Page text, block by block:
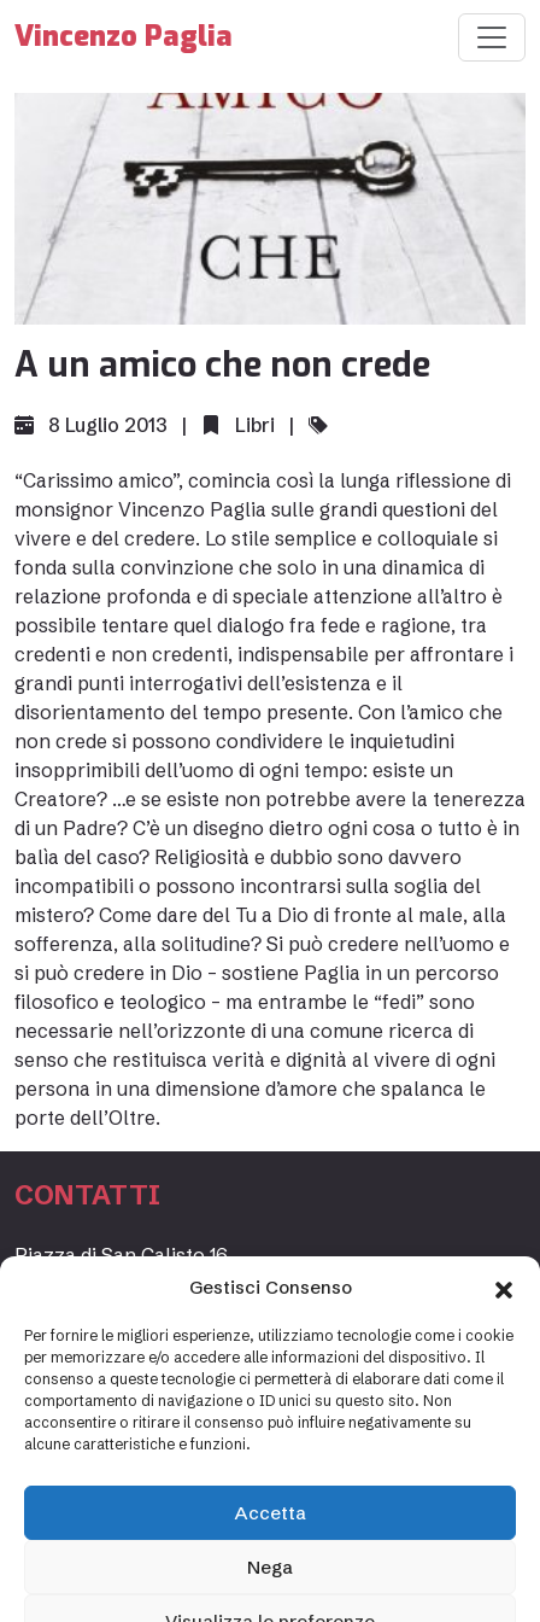
Gestisci Consenso
Per fornire le migliori esperienze, utilizziamo tecnologie come i cookie
per memorizzare e/o accedere alle informazioni del dispositivo. Il
consenso a queste tecnologie ci permetterà di elaborare dati come il
comportamento di navigazione o ID unici su questo sito. Non
acconsentire o ritirare il consenso può influire negativamente su
alcune caratteristiche e funzioni.
Accetta
Nega
Vincenzo Paglia
A un amico che non crede
8 Luglio 2013 | Libri |
“Carissimo amico”, comincia così la lunga riflessione di
monsignor Vincenzo Paglia sulle grandi questioni del
vivere e del credere. Lo stile semplice e colloquiale si
fonda sulla convinzione che solo in una dinamica di
relazione profonda e di speciale attenzione all’altro è
possibile tentare quel dialogo fra fede e ragione, tra
credenti e non credenti, indispensabile per affrontare i
grandi punti interrogativi dell’esistenza e il
disorientamento del tempo presente. Con l’amico che
non crede si possono condividere le inquietudini
insopprimibili dell’uomo di ogni tempo: esiste un
Creatore? …e se esiste non potrebbe avere la tenerezza
di un Padre? C’è un disegno dietro ogni cosa o tutto è in
balìa del caso? Religiosità e dubbio sono davvero
incompatibili o possono incontrarsi sulla soglia del
mistero? Come dare del Tu a Dio di fronte al male, alla
sofferenza, alla solitudine? Si può credere nell’uomo e
si può credere in Dio – sostiene Paglia in un percorso
filosofico e teologico – ma entrambe le “fedi” sono
necessarie nell’orizzonte di una comune ricerca di
senso che restituisca verità e dignità al vivere di ogni
persona in una dimensione d’amore che spalanca le
porte dell’Oltre.
CONTATTI
Piazza di San Calisto 16,
www.fondazioneetagrande.org
SEGRETERIA
info@fondazioneetagrande.it